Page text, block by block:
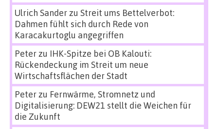
Ulrich Sanderzu Streit ums Bettelverbot:
Dahmen fühlt sich durch Rede von
Karacakurtoglu angegriffen
Peterzu IHK-Spitze bei OB Kalouti:
Rückendeckung im Streit um neue
Wirtschaftsflächen der Stadt
Peterzu Fernwärme, Stromnetz und
Digitalisierung: DEW21 stellt die Weichen für
die Zukunft